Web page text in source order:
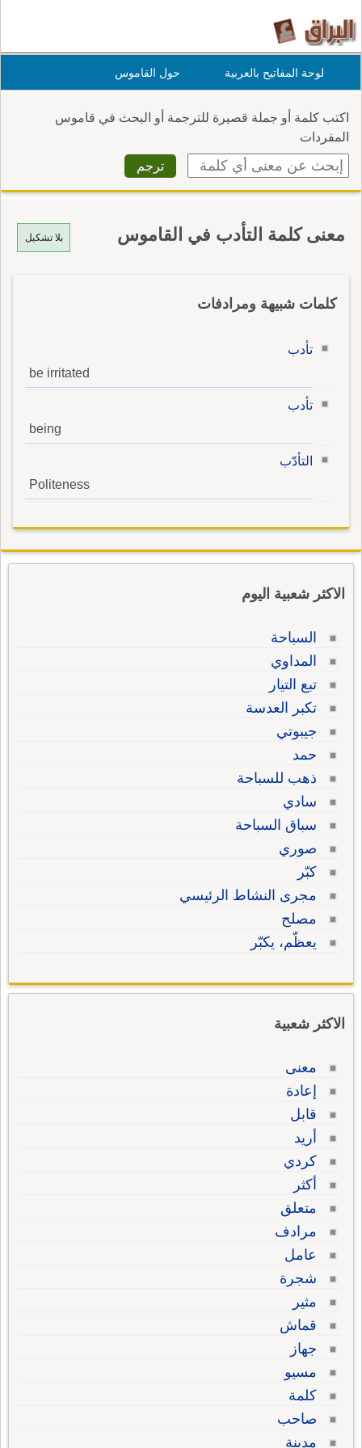
لوحة المفاتيح بالعربية حول القاموس
اكتب كلمة أو جملة قصيرة للترجمة أو البحث في قاموس
المفردات
بلا تشكيل معنى كلمة التأدب في القاموس
كلمات شبيهة ومرادفات
تأدب
be irritated
تأدب
being
التأدّب
Politeness
الاكثر شعبية اليوم
السباحة
المداوي
تبع التيار
تكبر العدسة
جيبوتي
حمد
ذهب للسباحة
سادي
سباق السباحة
صوري
كبّر
مجرى النشاط الرئيسي
مصلح
يعظّم، يكبّر
الاكثر شعبية
معنى
إعادة
قابل
أريد
كردي
أكثر
متعلق
مرادف
عامل
شجرة
مثير
قماش
جهاز
مسيو
كلمة
صاحب
مدينة